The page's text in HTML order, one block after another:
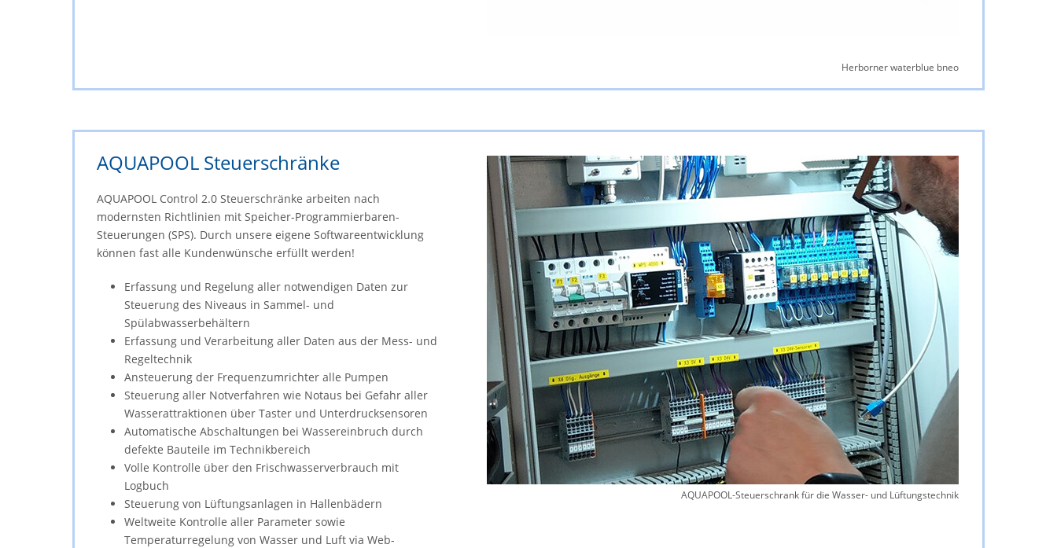
Herborner waterblue bneo
AQUAPOOL Steuerschränke
AQUAPOOL Control 2.0 Steuerschränke arbeiten nach
modernsten Richtlinien mit Speicher-Programmierbaren-
Steuerungen (SPS). Durch unsere eigene Softwareentwicklung
können fast alle Kundenwünsche erfüllt werden!
Erfassung und Regelung aller notwendigen Daten zur
Steuerung des Niveaus in Sammel- und
Spülabwasserbehältern
Erfassung und Verarbeitung aller Daten aus der Mess- und
Regeltechnik
Ansteuerung der Frequenzumrichter alle Pumpen
Steuerung aller Notverfahren wie Notaus bei Gefahr aller
Wasserattraktionen über Taster und Unterdrucksensoren
Automatische Abschaltungen bei Wassereinbruch durch
defekte Bauteile im Technikbereich
Volle Kontrolle über den Frischwasserverbrauch mit
Logbuch
Steuerung von Lüftungsanlagen in Hallenbädern
Weltweite Kontrolle aller Parameter sowie
Temperaturregelung von Wasser und Luft via Web-
AQUAPOOL-Steuerschrank für die Wasser- und Lüftungstechnik